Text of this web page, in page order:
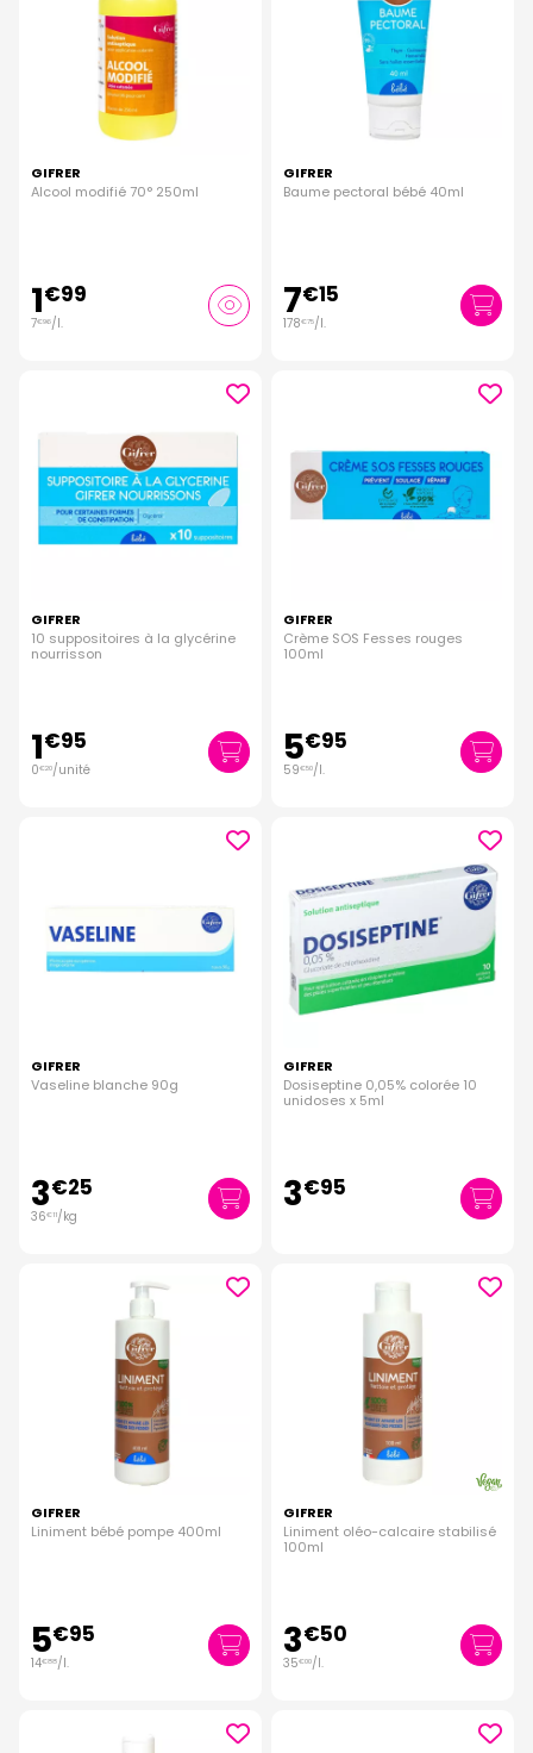
GIFRER
Alcool modifié 70° 250ml
1€99
7€96/l.
GIFRER
Baume pectoral bébé 40ml
7€15
178€75/l.
GIFRER
10 suppositoires à la glycérine
nourrisson
1€95
0€20/unité
GIFRER
Crème SOS Fesses rouges
100ml
5€95
59€50/l.
GIFRER
Vaseline blanche 90g
3€25
36€ 11/kg
GIFRER
Dosiseptine 0,05% colorée 10
unidoses x 5ml
3€95
GIFRER
Liniment bébé pompe 400ml
5€95
14€88/l.
GIFRER
Liniment oléo-calcaire stabilisé
100ml
3€50
35€00/l.